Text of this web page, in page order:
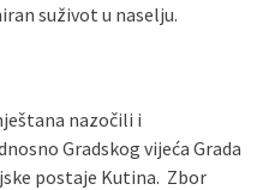
suživot u naselju.
nazočili i
Gradskog vijeća Grada
postaje Kutina. Zbor